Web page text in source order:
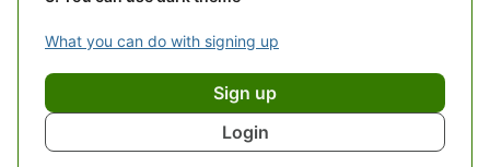
What you can do with signing up
Sign up
Login